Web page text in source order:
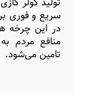
سریع و فوری
در این چرخه
منافع مردم
تامین می‌شود.